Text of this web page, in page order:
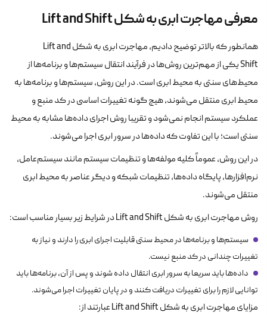
معرفی مهاجرت ابری به شکل Lift and Shift
همانطور که بالاتر توضیح دادیم، مهاجرت ابری به شکل Lift and
Shift یکی از مهم‌ترین روش‌ها در فرآیند انتقال سیستم‌ها و برنامه‌ها از
محیط‌های سنتی به محیط ابری است. در این روش، سیستم‌ها و برنامه‌ها به
محیط ابری منتقل می‌شوند، هیچ گونه تغییرات اساسی در کد منبع و
عملکرد سیستم انجام نمی‌شود و تقریبا روش اجرای داده‌ها مشابه به محیط
سنتی است؛ با این تفاوت که داده‌ها در سرور ابری اجرا می‌شوند.
در این روش، عموماً کلیه مولفه‌ها و تنظیمات سیستم مانند سیستم‌عامل،
نرم‌افزارها، پایگاه داده‌ها، تنظیمات شبکه و دیگر عناصر به محیط ابری
منتقل می‌شوند.
روش مهاجرت ابری به شکل Lift and Shift در شرایط زیر بسیار مناسب است:
سیستم‌ها و برنامه‌ها در محیط سنتی قابلیت اجرای ابری را دارند و نیاز به
تغییرات چندانی در کد منبع نیست.
داده‌ها باید سریعا به سرور ابری انتقال داده شوند و پس از آن، برنامه‌ها باید
توانایی لازم را برای تغییرات دریافت کنند و در پایان تغییرات اجرا می‌شوند.
مزایای مهاجرت ابری به شکل Lift and Shift عبارتند از: